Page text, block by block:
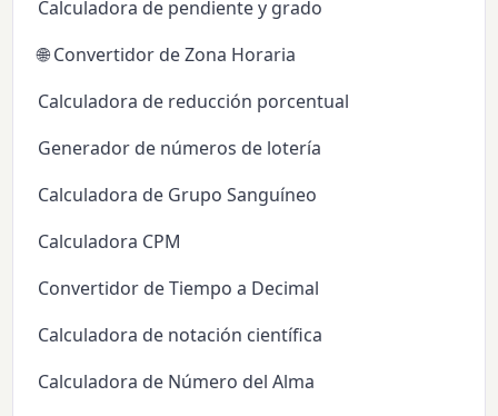
Calculadora de pendiente y grado
🌐 Convertidor de Zona Horaria
Calculadora de reducción porcentual
Generador de números de lotería
Calculadora de Grupo Sanguíneo
Calculadora CPM
Convertidor de Tiempo a Decimal
Calculadora de notación científica
Calculadora de Número del Alma